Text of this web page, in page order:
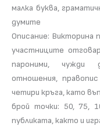
малка буква,
думите
Описание: Викторина
участниците
пароними, чужди
отношения,
четири кръга, като
брой точки: 50, 75,
публиката, както и